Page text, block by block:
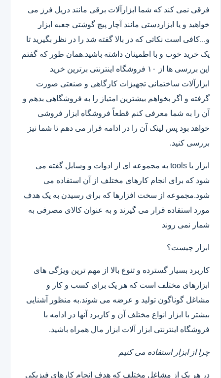
فرقی نمی کند که شما ابزارآلات برقی مانند دریل فرز می
خواهید و یا ابزاردستی مانند آچار پیچ گوشتی جعبه ابزار
و...کافی است نکاتی که در بالا گفته شد را در نظر بگیرید تا
یک خرید خوب و با اطمینان داشته باشید.همان طور که گفتم
این بررسی ها از ۱۰ فروشگاه اینترنتی برترین خرید
ابزارآلات ساختمانی تجهیزات کارگاهی و صنعتی صورت
گرفته و اگر بخواهم بیشترین امتیاز را به فروشگاهی بدهم و
آن را به شما معرفی کنم قطعاً فروشگاه ابزار فروشی
خواهد بود پس لینک آن را در ادامه قرار می دهم تا شما نیز
بررسی کنید.
ابزار یا tools به مجموعه ای از ادوات و وسایل گفته می
شود که برای انجام کارهای مختلف از آن استفاده می
شود.مجموعه از سخت افزارها که برای رسیدن به یک هدف
مورد استفاده قرار می گیرند و به عنوان کالای مصرفی به
شمار نمی روند
ابزار چیست؟
کاربرد بسیار گسترده و تنوع بالا از مهم ترین ویژگی های
ابزارهای مختلف است که هر یک برای کسب و کار و
مشاغل گوناگون تولید و عرضه می شوند.به منظور آشنایی
بیشتر با ابزار انواع مختلف آن و کاربرد آنها در ادامه با
فروشگاه اینترنتی ابزار آلات ابزار مال همراه باشید.
چرا از ابزار استفاده می کنیم
در هر یک از مشاغل مختلف که هدف انجام کارهای فیزیکی